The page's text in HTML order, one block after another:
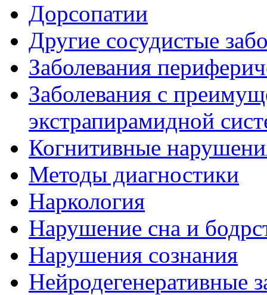
Дорсопатии
Другие сосудистые
Заболевания
Заболевания с
экстрапирамидной
Когнитивные
Методы диагностики
Наркология
Нарушение сна и
Нарушения сознания
Нейродегенеративные